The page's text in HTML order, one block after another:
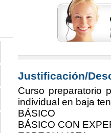
Justificación/
Curso preparatorio
individual en baja
BÁSICO
BÁSICO CON